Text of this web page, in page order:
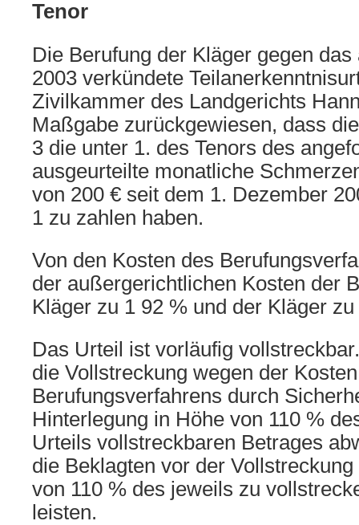
Tenor
Die Berufung der Kläger gegen
2003 verkündete
Zivilkammer des Landgerichts
Maßgabe zurückgewiesen, dass
3 die unter 1. des Tenors des
ausgeurteilte monatliche
von 200 € seit dem 1. Dezember
1 zu zahlen haben.
Von den Kosten des
der außergerichtlichen Kosten der
Kläger zu 1 92 % und der Kläger
Das Urteil ist vorläufig
die Vollstreckung wegen der
Berufungsverfahrens durch
Hinterlegung in Höhe von 110 %
Urteils vollstreckbaren Betrages
die Beklagten vor der
von 110 % des jeweils zu
leisten.